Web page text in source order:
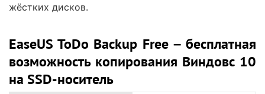
жёстких дисков.
EaseUS ToDo Backup Free – бесплатная
возможность копирования Виндовс 10
на SSD-носитель